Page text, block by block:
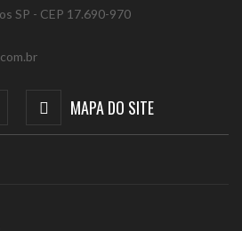
SP - CEP 17.690-970
MAPA DO SITE